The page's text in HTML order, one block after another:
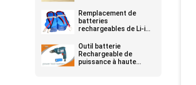
gazon de machine-outil
Remplacement de
batteries
rechargeables de Li-ion
12.8V 4.6AH pour
Playmobile
Outil batterie
Rechargeable de
puissance à haute